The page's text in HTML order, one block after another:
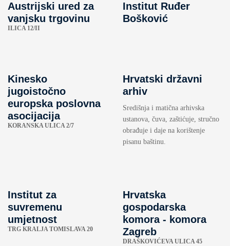
Austrijski ured za
vanjsku trgovinu
ILICA 12/II
Institut Ruđer
Bošković
Kinesko
jugoistočno
europska poslovna
asocijacija
KORANSKA ULICA 2/7
Hrvatski državni
arhiv
Središnja i matična arhivska
ustanova, čuva, zaštićuje, stručno
obrađuje i daje na korištenje
pisanu baštinu.
Institut za
suvremenu
umjetnost
TRG KRALJA TOMISLAVA 20
Hrvatska
gospodarska
komora - komora
Zagreb
DRAŠKOVIĆEVA ULICA 45